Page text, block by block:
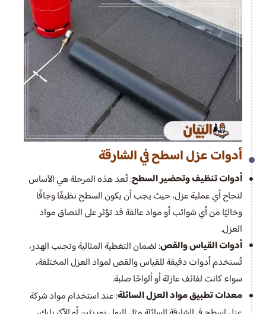
أدوات عزل اسطح في الشارقة
أدوات تنظيف وتحضير السطح: تُعد هذه المرحلة هي الأساس
لنجاح أي عملية عزل، حيث يجب أن يكون السطح نظيفًا وجافًا
وخاليًا من أي شوائب أو مواد عالقة قد تؤثر على التصاق مواد
العزل.
أدوات القياس والقص: لضمان التغطية المثالية وتجنب الهدر،
تُستخدم أدوات دقيقة للقياس والقص لمواد العزل المختلفة،
سواء كانت لفائف عازلة أو ألواحًا صلبة.
معدات تطبيق مواد العزل السائلة: عند استخدام مواد شركة